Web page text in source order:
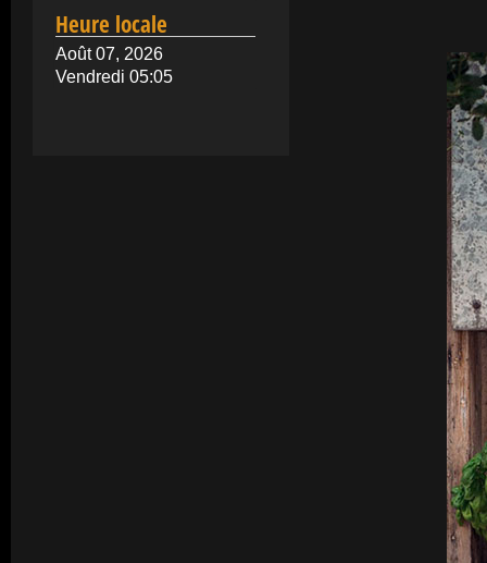
Heure locale
Août 07, 2026
Vendredi 05:05